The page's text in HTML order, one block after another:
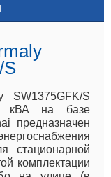
S
SW1375GFK/S
кВА на базе
предназначен
стационарной
комплектации